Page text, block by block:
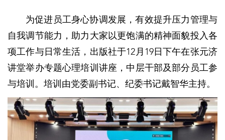
为促进员工身心协调发展，有效提升压力管理与
自我调节能力，助力大家以更饱满的精神面貌投入各
项工作与日常生活，出版社于12月19日下午在张元济
讲堂举办专题心理培训讲座，中层干部及部分员工参
与培训。培训由党委副书记、纪委书记戴智华主持。